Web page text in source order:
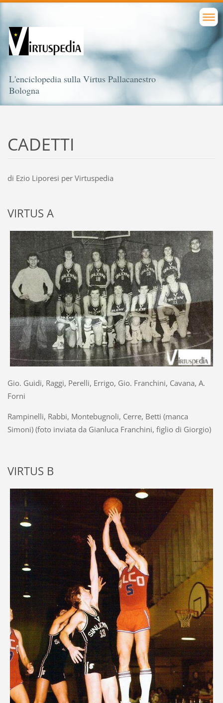
L'enciclopedia sulla Virtus Pallacanestro
Bologna
CADETTI
di Ezio Liporesi per Virtuspedia
VIRTUS A
Gio. Guidi, Raggi, Perelli, Errigo, Gio. Franchini, Cavana, A.
Forni
Rampinelli, Rabbi, Montebugnoli, Cerre, Betti (manca
Simoni) (foto inviata da Gianluca Franchini, figlio di Giorgio)
VIRTUS B